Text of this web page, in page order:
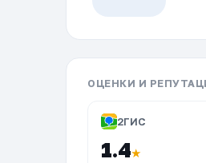
ОЦЕНКИ И
2ГИС
1.4★